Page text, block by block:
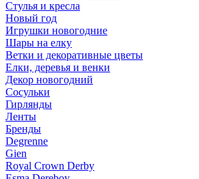
Стулья и кресла
Новый год
Игрушки новогодние
Шары на елку
Ветки и декоративные цветы
Елки, деревья и венки
Декор новогодний
Сосульки
Гирлянды
Ленты
Бренды
Degrenne
Gien
Royal Crown Derby